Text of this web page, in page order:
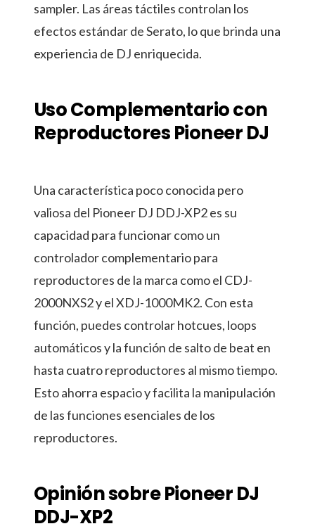
sampler. Las áreas táctiles controlan los
efectos estándar de Serato, lo que brinda una
experiencia de DJ enriquecida.
Uso Complementario con
Reproductores Pioneer DJ
Una característica poco conocida pero
valiosa del Pioneer DJ DDJ-XP2 es su
capacidad para funcionar como un
controlador complementario para
reproductores de la marca como el CDJ-
2000NXS2 y el XDJ-1000MK2. Con esta
función, puedes controlar hotcues, loops
automáticos y la función de salto de beat en
hasta cuatro reproductores al mismo tiempo.
Esto ahorra espacio y facilita la manipulación
de las funciones esenciales de los
reproductores.
Opinión sobre Pioneer DJ
DDJ-XP2